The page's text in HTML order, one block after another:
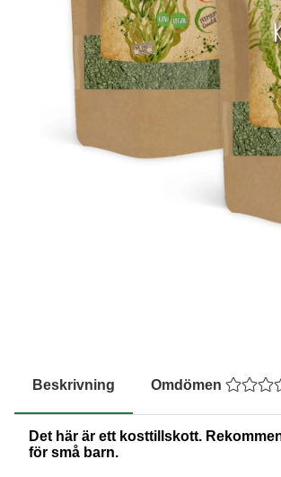
Beskrivning Omdömen
Det här är ett kosttillskott.
för små barn.